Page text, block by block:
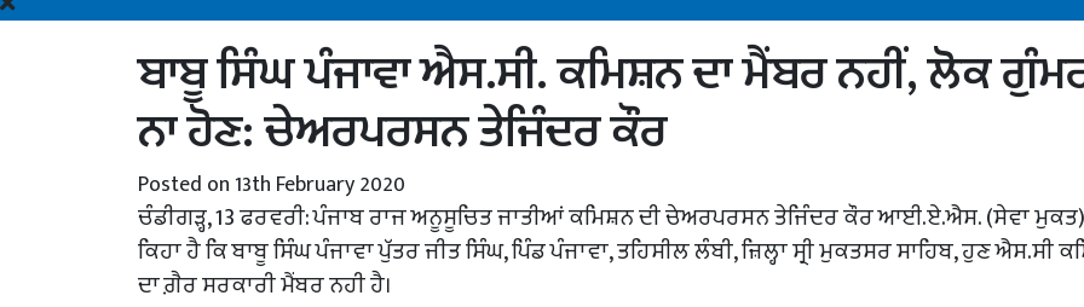
ਬਾਬੂ ਸਿੰਘ ਪੰਜਾਵਾ ਐਸ.ਸੀ. ਕਮਿਸ਼ਨ ਦਾ ਮੈਂਬਰ ਨਹੀਂ, ਲੋਕ
ਨਾ ਹੋਣ: ਚੇਅਰਪਰਸਨ ਤੇਜਿੰਦਰ ਕੌਰ
Posted on 13th February 2020
ਚੰਡੀਗੜ੍ਹ, 13 ਫਰਵਰੀ: ਪੰਜਾਬ ਰਾਜ ਅਨੂਸੂਚਿਤ ਜਾਤੀਆਂ ਕਮਿਸ਼ਨ ਦੀ ਚੇਅਰਪਰਸਨ ਤੇਜਿੰਦਰ ਕੌਰ ਆਈ.ਏ.ਐਸ. (ਸੇਵਾ
ਕਿਹਾ ਹੈ ਕਿ ਬਾਬੂ ਸਿੰਘ ਪੰਜਾਵਾ ਪੁੱਤਰ ਜੀਤ ਸਿੰਘ, ਪਿੰਡ ਪੰਜਾਵਾ, ਤਹਿਸੀਲ ਲੰਬੀ, ਜ਼ਿਲ੍ਹਾ ਸ੍ਰੀ ਮੁਕਤਸਰ ਸਾਹਿਬ, ਹੁਣ ਐਸ.ਸੀ
ਦਾ ਗ਼ੈਰ ਸਰਕਾਰੀ ਮੈਂਬਰ ਨਹੀ ਹੈ।